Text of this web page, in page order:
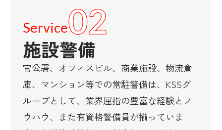
Service02
施設警備
官公署、オフィスビル、商業施設、物流倉
庫、マンション等での常駐警備は、KSSグ
ループとして、業界屈指の豊富な経験とノ
ウハウ、また有資格警備員が揃っていま